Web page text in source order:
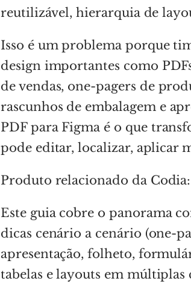
reutilizável, hierarquia de
Isso é um problema porque
design importantes como
de vendas, one-pagers de
rascunhos de embalagem e
PDF para Figma é o que
pode editar, localizar, aplicar
Produto relacionado da Codia:
Este guia cobre o panorama
dicas cenário a cenário (one-
apresentação, folheto,
tabelas e layouts em múltiplas